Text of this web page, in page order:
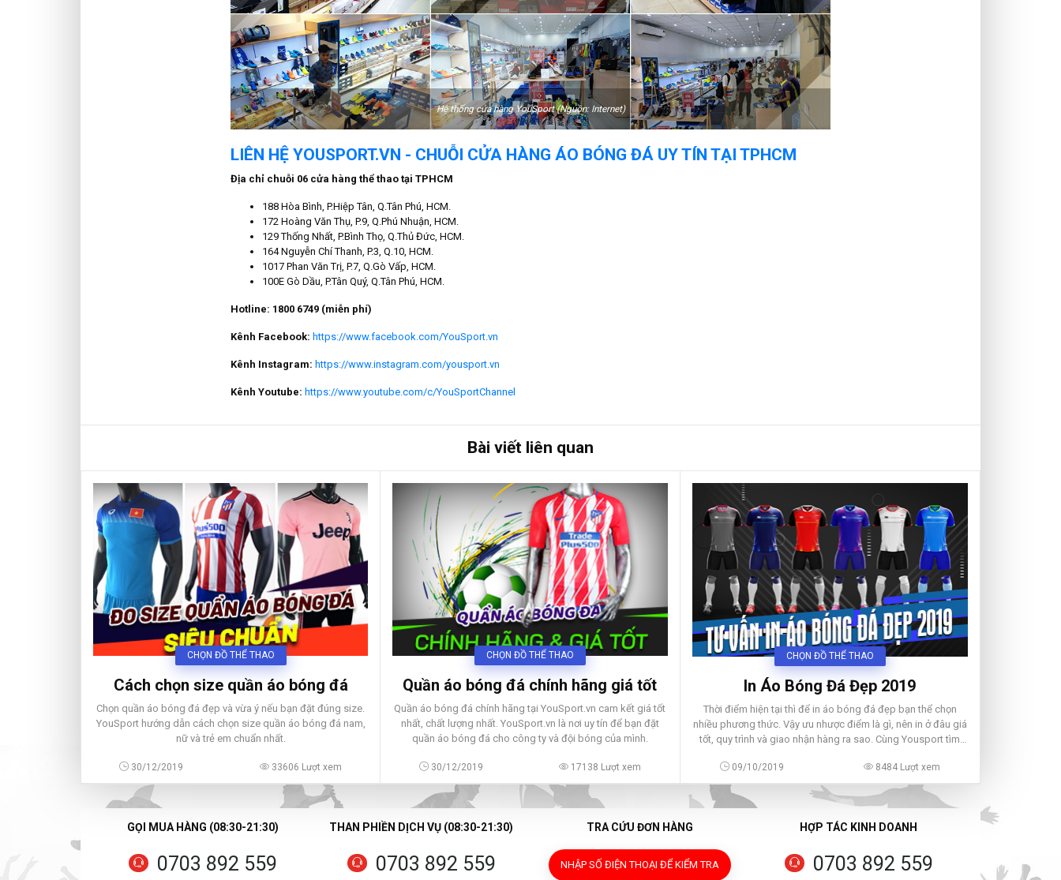
Hệ thống cửa hàng YouSport (Nguồn: Internet)
LIÊN HỆ YOUSPORT.VN - CHUỖI CỬA HÀNG ÁO BÓNG ĐÁ UY TÍN TẠI TPHCM
Địa chỉ chuỗi 06 cửa hàng thể thao tại TPHCM
188 Hòa Bình, P.Hiệp Tân, Q.Tân Phú, HCM.
172 Hoàng Văn Thụ, P.9, Q.Phú Nhuận, HCM.
129 Thống Nhất, P.Bình Thọ, Q.Thủ Đức, HCM.
164 Nguyễn Chí Thanh, P.3, Q.10, HCM.
1017 Phan Văn Trị, P.7, Q.Gò Vấp, HCM.
100E Gò Dầu, P.Tân Quý, Q.Tân Phú, HCM.
Hotline: 1800 6749 (miễn phí)
Kênh Facebook: https://www.facebook.com/YouSport.vn
Kênh Instagram: https://www.instagram.com/yousport.vn
Kênh Youtube: https://www.youtube.com/c/YouSportChannel
Bài viết liên quan
CHỌN ĐỒ THỂ THAO
Cách chọn size quần áo bóng đá
Chọn quần áo bóng đá đẹp và vừa ý nếu bạn đặt đúng size.
YouSport hướng dẫn cách chọn size quần áo bóng đá nam,
nữ và trẻ em chuẩn nhất.
30/12/2019 33606 Lượt xem
CHỌN ĐỒ THỂ THAO
Quần áo bóng đá chính hãng giá tốt
Quần áo bóng đá chính hãng tại YouSport.vn cam kết giá tốt
nhất, chất lượng nhất. YouSport.vn là nơi uy tín để bạn đặt
quần áo bóng đá cho công ty và đội bóng của mình.
30/12/2019 17138 Lượt xem
CHỌN ĐỒ THỂ THAO
In Áo Bóng Đá Đẹp 2019
Thời điểm hiện tại thì để in áo bóng đá đẹp bạn thể chọn
nhiều phương thức. Vậy ưu nhược điểm là gì, nên in ở đâu giá
tốt, quy trình và giao nhận hàng ra sao. Cùng Yousport tìm
09/10/2019 8484 Lượt xem
GỌI MUA HÀNG (08:30-21:30)
0703 892 559
THAN PHIỀN DỊCH VỤ (08:30-21:30)
0703 892 559
TRA CỨU ĐƠN HÀNG
NHẬP SỐ ĐIỆN THOẠI ĐỂ KIỂM TRA
HỢP TÁC KINH DOANH
0703 892 559